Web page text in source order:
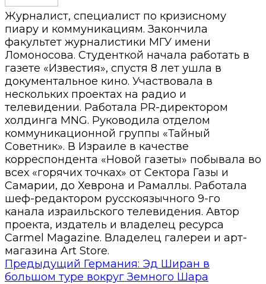
Журналист, специалист по кризисному
пиару и коммуникациям. Закончила
факультет журналистики МГУ имени
Ломоносова. Студенткой начала работать в
газете «Известия», спустя 8 лет ушла в
документальное кино. Участвовала в
нескольких проектах на радио и
телевидении. Работала PR-директором
холдинга MNG. Руководила отделом
коммуникационной группы «Тайный
Советник». В Израиле в качестве
корреспондента «Новой газеты» побывала во
всех «горячих точках» от Сектора Газы и
Самарии, до Хеврона и Рамаллы. Работала
шеф-редактором русскоязычного 9-го
канала израильского телевидения. Автор
проекта, издатель и владелец ресурса
Carmel Magazine. Владелец галереи и арт-
магазина Art Store.
Предыдущий Германия: Эд Ширан в
большом туре вокруг Земного Шара